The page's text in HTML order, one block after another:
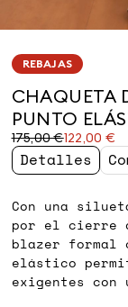
REBAJAS
CHAQUETA
PUNTO
175,00 €122,00 €
Precio
original
175,00
Precio
actual
122,00
Detalles
Con una
por el cierre
blazer formal
elástico
exigentes